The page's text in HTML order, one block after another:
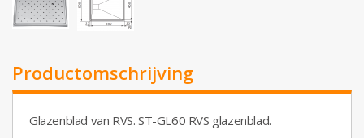
Productomschrijving
Glazenblad van RVS. ST-GL60 RVS glazenblad.